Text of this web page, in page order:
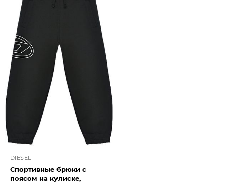
DIESEL
Спортивные брюки с
поясом на кулиске,